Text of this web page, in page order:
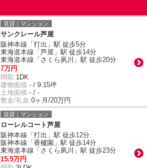
賃貸｜マンション
サンクレール芦屋
阪神本線「打出」駅 徒歩5分
東海道本線「芦屋」駅 徒歩14分
東海道本線「さくら夙川」駅 徒歩20分
7万円
間取:1DK
建物面積:- / 9.15坪
土地面積:- / -
敷金/礼金:0ヶ月/20万円
賃貸｜マンション
ローレルコート芦屋
阪神本線「打出」駅 徒歩12分
阪神本線「香櫨園」駅 徒歩14分
東海道本線「さくら夙川」駅 徒歩23分
15.5万円